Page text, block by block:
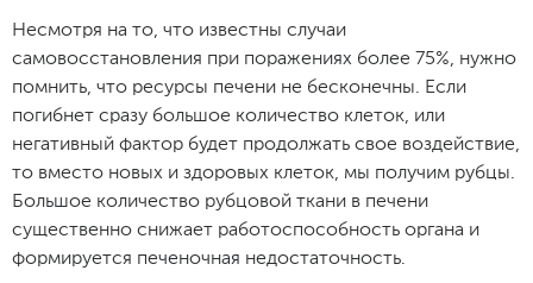
Несмотря на то, что известны случаи
самовосстановления при поражениях более 75%, нужно
помнить, что ресурсы печени не бесконечны. Если
погибнет сразу большое количество клеток, или
негативный фактор будет продолжать свое воздействие,
то вместо новых и здоровых клеток, мы получим рубцы.
Большое количество рубцовой ткани в печени
существенно снижает работоспособность органа и
формируется печеночная недостаточность.